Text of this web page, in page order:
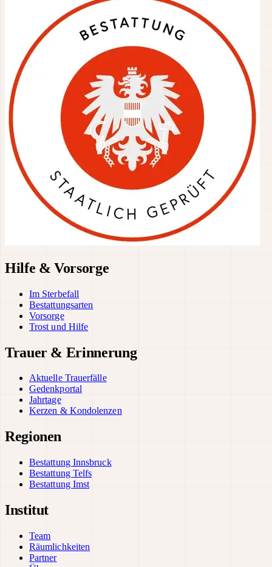
Hilfe & Vorsorge
Im Sterbefall
Bestattungsarten
Vorsorge
Trost und Hilfe
Trauer & Erinnerung
Aktuelle Trauerfälle
Gedenkportal
Jahrtage
Kerzen & Kondolenzen
Regionen
Bestattung Innsbruck
Bestattung Telfs
Bestattung Imst
Institut
Team
Räumlichkeiten
Partner